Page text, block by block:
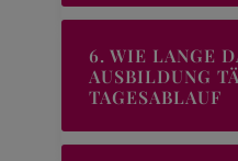
6. WIE LANGE
AUSBILDUNG
TAGESABLAUF